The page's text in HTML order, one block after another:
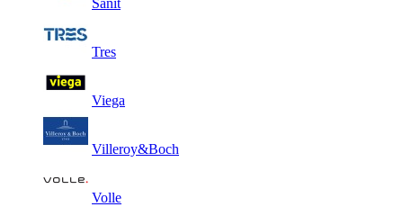
Sanit
Tres
Viega
Villeroy&Boch
Volle